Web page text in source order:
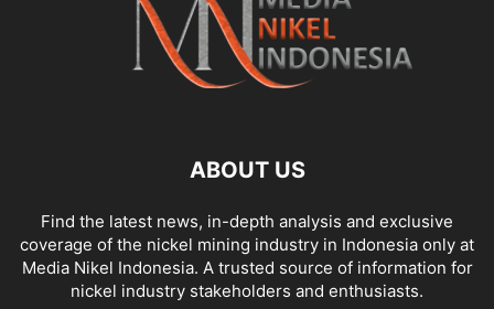
ABOUT US
Find the latest news, in-depth analysis and exclusive
coverage of the nickel mining industry in Indonesia only at
Media Nikel Indonesia. A trusted source of information for
nickel industry stakeholders and enthusiasts.